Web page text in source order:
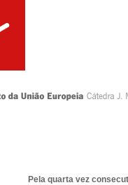
Pela quarta vez